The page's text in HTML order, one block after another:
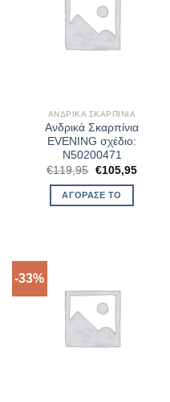
ΑΝΔΡΙΚΆ ΣΚΑΡΠΊΝΙΑ
Ανδρικά Σκαρπίνια
EVENING σχέδιο:
N50200471
€119,95 Original
was:
€119,95.
€105,95Η
ΑΓΌΡΑΣΈ ΤΟ
-33%